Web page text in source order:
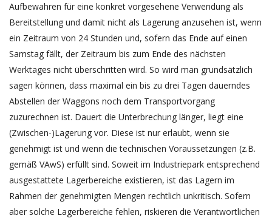
Aufbewahren für eine konkret vorgesehene Verwendung als
Bereitstellung und damit nicht als Lagerung anzusehen ist, wenn
ein Zeitraum von 24 Stunden und, sofern das Ende auf einen
Samstag fällt, der Zeitraum bis zum Ende des nächsten
Werktages nicht überschritten wird. So wird man grundsätzlich
sagen können, dass maximal ein bis zu drei Tagen dauerndes
Abstellen der Waggons noch dem Transportvorgang
zuzurechnen ist. Dauert die Unterbrechung länger, liegt eine
(Zwischen-)Lagerung vor. Diese ist nur erlaubt, wenn sie
genehmigt ist und wenn die technischen Voraussetzungen (z.B.
gemäß VAwS) erfüllt sind. Soweit im Industriepark entsprechend
ausgestattete Lagerbereiche existieren, ist das Lagern im
Rahmen der genehmigten Mengen rechtlich unkritisch. Sofern
aber solche Lagerbereiche fehlen, riskieren die Verantwortlichen